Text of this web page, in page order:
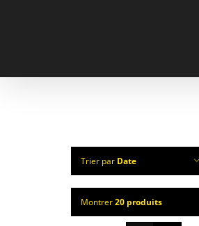
Trier par Date
Montrer20 produits